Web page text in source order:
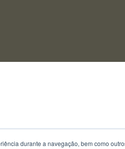
durante a navegação, bem como